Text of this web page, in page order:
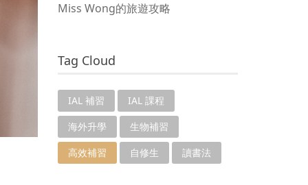
Miss Wong的旅遊攻略
Tag Cloud
IAL 補習
IAL 課程
海外升學
生物補習
高效補習
自修生 讀書法